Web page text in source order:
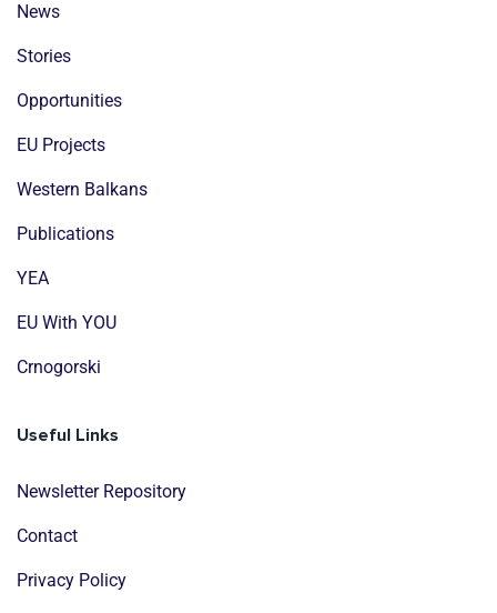
News
Stories
Opportunities
EU Projects
Western Balkans
Publications
YEA
EU With YOU
Crnogorski
Useful Links
Newsletter Repository
Contact
Privacy Policy